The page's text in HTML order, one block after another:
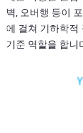
벽, 오버행 등이
에 걸쳐 기하학적
기준 역할을 합니